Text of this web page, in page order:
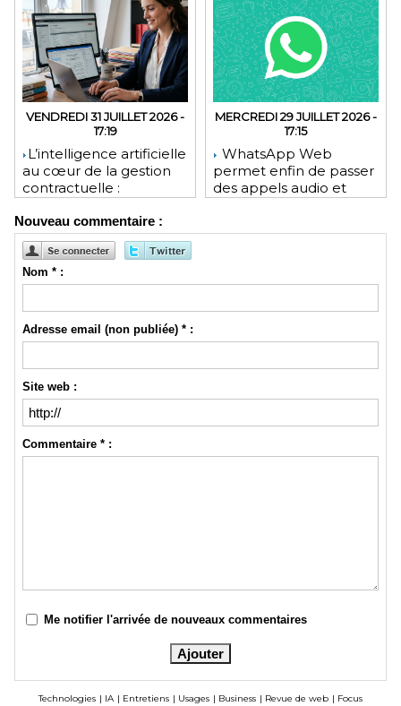
VENDREDI 31 JUILLET 2026 -
17:19
​L’intelligence artificielle
au cœur de la gestion
contractuelle :
pour les juristes ?
MERCREDI 29 JUILLET 2026 -
17:15
WhatsApp Web
permet enfin de passer
des appels audio et
Nouveau commentaire :
Nom * :
Adresse email (non publiée) * :
Site web :
Commentaire * :
Me notifier l'arrivée de nouveaux commentaires
Technologies | IA | Entretiens | Usages | Business | Revue de web | Focus